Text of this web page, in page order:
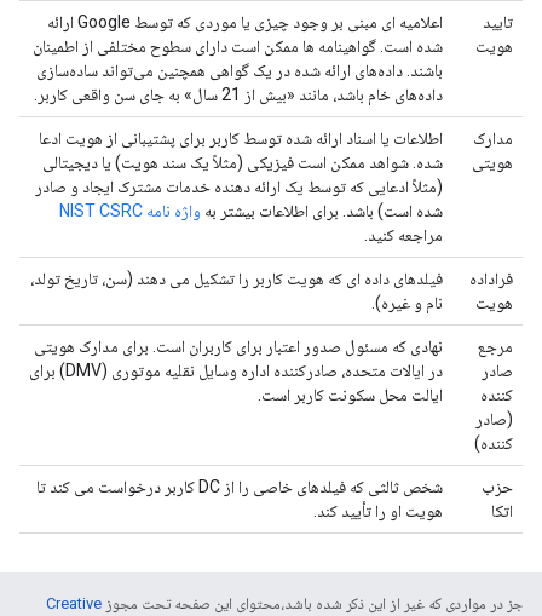
تایید
هویت
اعلامیه ای مبنی بر وجود چیزی یا موردی که توسط Google ارائه
شده است. گواهینامه ها ممکن است دارای سطوح مختلفی از اطمینان
باشند. داده‌های ارائه شده در یک گواهی همچنین می‌تواند ساده‌سازی
داده‌های خام باشد، مانند «بیش از 21 سال» به جای سن واقعی کاربر.
مدارک
هویتی
اطلاعات یا اسناد ارائه شده توسط کاربر برای پشتیبانی از هویت ادعا
شده. شواهد ممکن است فیزیکی (مثلاً یک سند هویت) یا دیجیتالی
(مثلاً ادعایی که توسط یک ارائه دهنده خدمات مشترک ایجاد و صادر
شده است) باشد. برای اطلاعات بیشتر به واژه نامه NIST CSRC
مراجعه کنید.
فراداده
هویت
فیلدهای داده ای که هویت کاربر را تشکیل می دهند (سن، تاریخ تولد،
نام و غیره).
مرجع
صادر
کننده
(صادر
کننده)
نهادی که مسئول صدور اعتبار برای کاربران است. برای مدارک هویتی
در ایالات متحده، صادرکننده اداره وسایل نقلیه موتوری (DMV) برای
ایالت محل سکونت کاربر است.
حزب
اتکا
شخص ثالثی که فیلدهای خاصی را از DC کاربر درخواست می کند تا
هویت او را تأیید کند.
جز در مواردی که غیر از این ذکر شده باشد،‌محتوای این صفحه تحت مجوز Creative